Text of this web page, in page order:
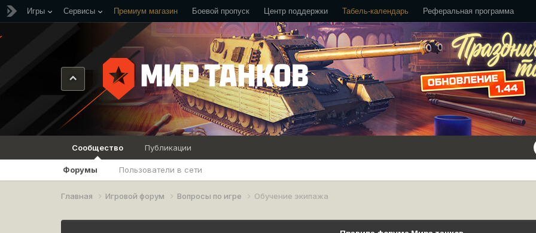
Игры Сервисы Премиум магазин Боевой пропуск Центр поддержки Табель-календарь Реферальная программа
Сообщество
Форумы Пользователи в сети
Публикации
Главная Игровой форум Вопросы по игре Обучение экипажа